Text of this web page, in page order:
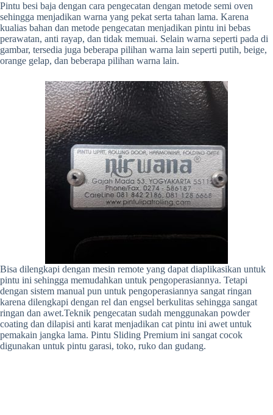
Pintu besi baja dengan cara pengecatan dengan metode semi oven
sehingga menjadikan warna yang pekat serta tahan lama. Karena
kualias bahan dan metode pengecatan menjadikan pintu ini bebas
perawatan, anti rayap, dan tidak memuai. Selain warna seperti pada di
gambar, tersedia juga beberapa pilihan warna lain seperti putih, beige,
orange gelap, dan beberapa pilihan warna lain.
Bisa dilengkapi dengan mesin remote yang dapat diaplikasikan untuk
pintu ini sehingga memudahkan untuk pengoperasiannya. Tetapi
dengan sistem manual pun untuk pengoperasiannya sangat ringan
karena dilengkapi dengan rel dan engsel berkulitas sehingga sangat
ringan dan awet.Teknik pengecatan sudah menggunakan powder
coating dan dilapisi anti karat menjadikan cat pintu ini awet untuk
pemakain jangka lama. Pintu Sliding Premium ini sangat cocok
digunakan untuk pintu garasi, toko, ruko dan gudang.